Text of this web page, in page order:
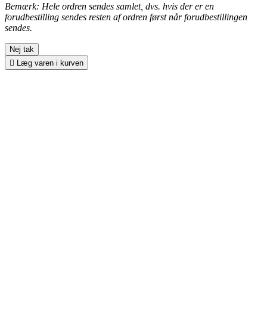
Bemærk: Hele ordren sendes samlet, dvs. hvis der er en
forudbestilling sendes resten af ordren først når forudbestillingen
sendes.
Nej tak
 Læg varen i kurven